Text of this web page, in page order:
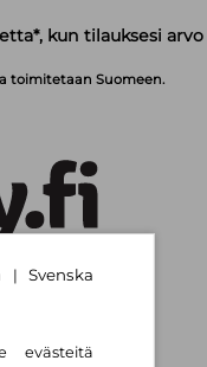
kun tilauksesi arvo
toimitetaan Suomeen.
| Svenska
evästeitä